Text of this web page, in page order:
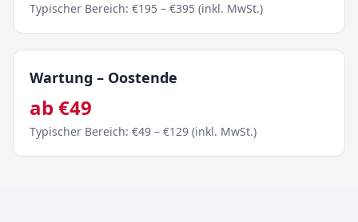
Typischer Bereich: €195 – €395 (inkl. MwSt.)
Wartung – Oostende
ab €49
Typischer Bereich: €49 – €129 (inkl. MwSt.)